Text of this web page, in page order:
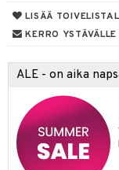
LISÄÄ
KERRO YSTÄVÄLLE
ALE - on aika
tuotteet
poisto
Set
de cologne